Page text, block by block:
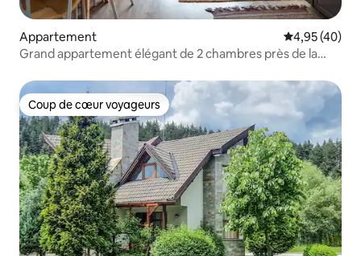
Appartement Évaluation
4,95 (40)
Grand appartement élégant de 2 chambres près de la
Coup de cœur voyageurs
Coup de cœur voyageurs